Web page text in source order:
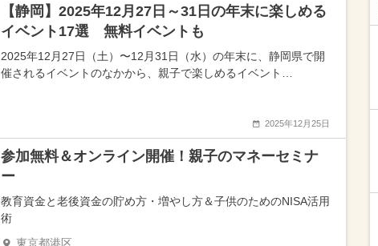
【静岡】2025年12月27日～31日の年末に楽しめる
イベント17選 無料イベントも
2025年12月27日（土）〜12月31日（水）の年末に、静岡県で開
催されるイベントのなかから、親子で楽しめるイベント…
2025年12月25日
参加無料＆オンライン開催！親子のマネーセミナ
ー
教育資金と老後資金の貯め方・増やし方＆子供のためのNISA活用
術
東京都港区